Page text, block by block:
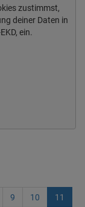
zustimmst,
deiner Daten in
ein.
9 10 11